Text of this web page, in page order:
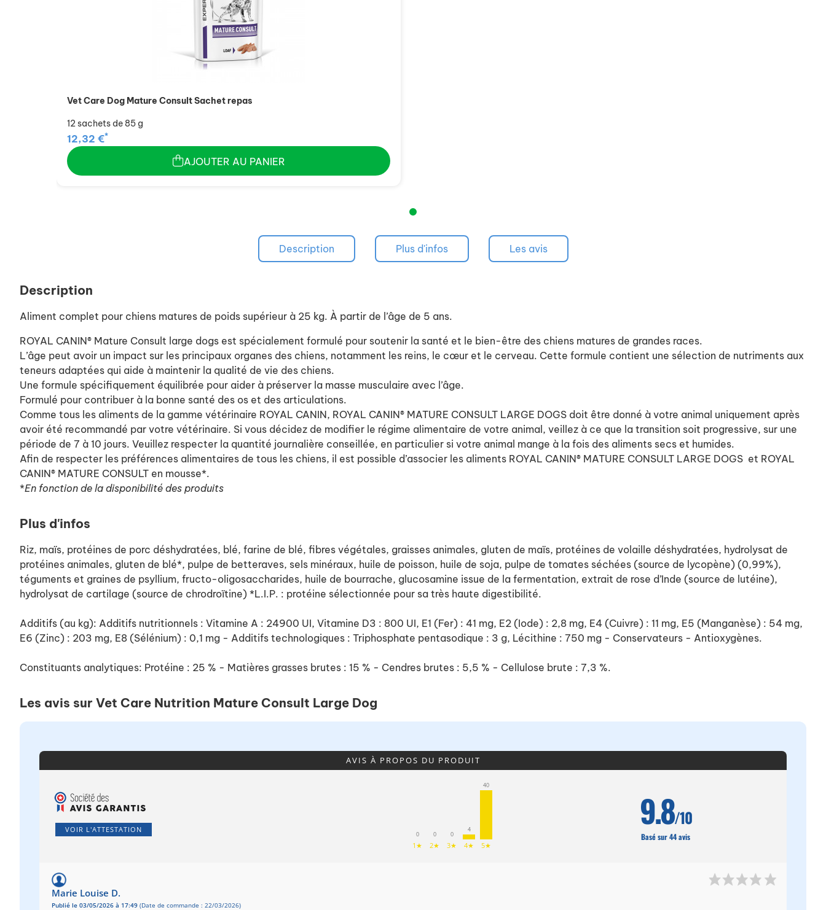
Vet Care Dog Mature Consult Sachet repas
12 sachets de 85 g
12,32 €*
AJOUTER AU PANIER
Description Plus d'infos Les avis
Description
Aliment complet pour chiens matures de poids supérieur à 25 kg. À partir de l’âge de 5 ans.
ROYAL CANIN® Mature Consult large dogs est spécialement formulé pour soutenir la santé et le bien-être des chiens matures de grandes races.
L’âge peut avoir un impact sur les principaux organes des chiens, notamment les reins, le cœur et le cerveau. Cette formule contient une sélection de nutriments aux
teneurs adaptées qui aide à maintenir la qualité de vie des chiens.
Une formule spécifiquement équilibrée pour aider à préserver la masse musculaire avec l’âge.
Formulé pour contribuer à la bonne santé des os et des articulations.
Comme tous les aliments de la gamme vétérinaire ROYAL CANIN, ROYAL CANIN® MATURE CONSULT LARGE DOGS doit être donné à votre animal uniquement après
avoir été recommandé par votre vétérinaire. Si vous décidez de modifier le régime alimentaire de votre animal, veillez à ce que la transition soit progressive, sur une
période de 7 à 10 jours. Veuillez respecter la quantité journalière conseillée, en particulier si votre animal mange à la fois des aliments secs et humides.
Afin de respecter les préférences alimentaires de tous les chiens, il est possible d’associer les aliments ROYAL CANIN® MATURE CONSULT LARGE DOGS et ROYAL
CANIN® MATURE CONSULT en mousse*.
*En fonction de la disponibilité des produits
Plus d'infos
Riz, maïs, protéines de porc déshydratées, blé, farine de blé, fibres végétales, graisses animales, gluten de maïs, protéines de volaille déshydratées, hydrolysat de
protéines animales, gluten de blé*, pulpe de betteraves, sels minéraux, huile de poisson, huile de soja, pulpe de tomates séchées (source de lycopène) (0,99%),
téguments et graines de psyllium, fructo-oligosaccharides, huile de bourrache, glucosamine issue de la fermentation, extrait de rose d’Inde (source de lutéine),
hydrolysat de cartilage (source de chrodroïtine) *L.I.P. : protéine sélectionnée pour sa très haute digestibilité.
Additifs (au kg): Additifs nutritionnels : Vitamine A : 24900 UI, Vitamine D3 : 800 UI, E1 (Fer) : 41 mg, E2 (Iode) : 2,8 mg, E4 (Cuivre) : 11 mg, E5 (Manganèse) : 54 mg,
E6 (Zinc) : 203 mg, E8 (Sélénium) : 0,1 mg - Additifs technologiques : Triphosphate pentasodique : 3 g, Lécithine : 750 mg - Conservateurs - Antioxygènes.
Constituants analytiques: Protéine : 25 % - Matières grasses brutes : 15 % - Cendres brutes : 5,5 % - Cellulose brute : 7,3 %.
Les avis sur Vet Care Nutrition Mature Consult Large Dog
AVIS À PROPOS DU PRODUIT
VOIR L'ATTESTATION
0
1★
0
2★
0
3★
4
4★
40
5★
9.8/10
Basé sur 44 avis
Marie Louise D.
Publié le 03/05/2026 à 17:49 (Date de commande : 22/03/2026)